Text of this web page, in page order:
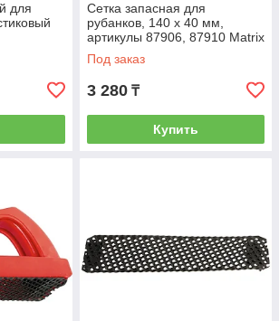
для
Сетка запасная для
рубанков, 140 х 40 мм,
артикулы 87906, 87910 Matrix
879325
Под заказ
3 280 ₸
Купить